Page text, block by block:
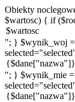
Obiekty
$wartosc) { if
"; } $wynik_woj =
"; } $wynik_mie =